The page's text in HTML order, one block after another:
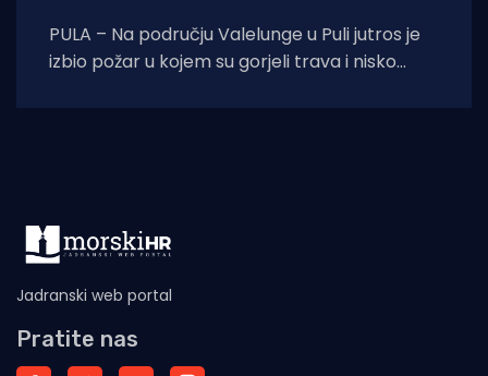
PULA – Na području Valelunge u Puli jutros je
izbio požar u kojem su gorjeli trava i nisko
Jadranski web portal
Pratite nas